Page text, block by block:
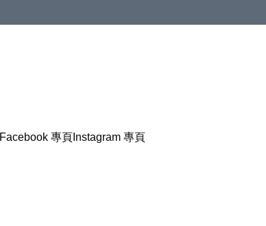
Facebook 專頁 Instagram 專頁